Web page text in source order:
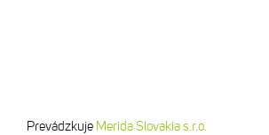
Prevádzkuje Merida Slovakia s.r.o.